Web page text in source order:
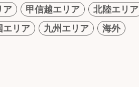
ア 甲信越エリア 北陸エリア
エリア 九州エリア 海外